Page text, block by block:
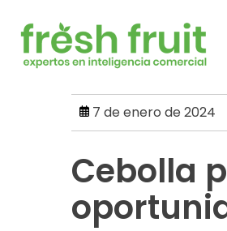
content
7 de enero de 2024
Cebolla